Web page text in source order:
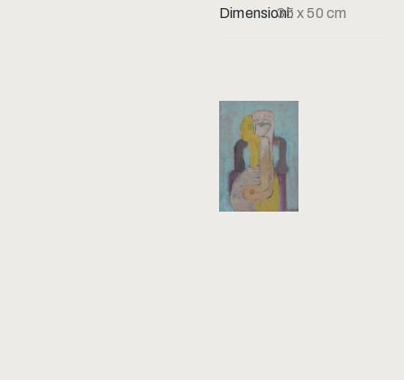
Dimensioni:35 x 50 cm